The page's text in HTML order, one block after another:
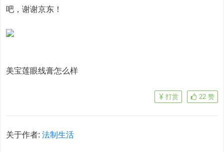
吧，谢谢京东！
美宝莲眼线膏怎么样
22 赞
打赏
关于作者:法制生活